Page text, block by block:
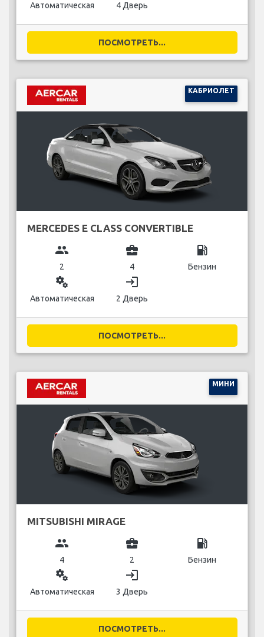
Автоматическая 4 Дверь
ПОСМОТРЕТЬ...
КАБРИОЛЕТ
MERCEDES E CLASS CONVERTIBLE
group
2
business_center
4
local_gas_station
Бензин
miscellaneous_services
Автоматическая
login
2 Дверь
ПОСМОТРЕТЬ...
МИНИ
MITSUBISHI MIRAGE
group
4
business_center
2
local_gas_station
Бензин
miscellaneous_services
Автоматическая
login
3 Дверь
ПОСМОТРЕТЬ...